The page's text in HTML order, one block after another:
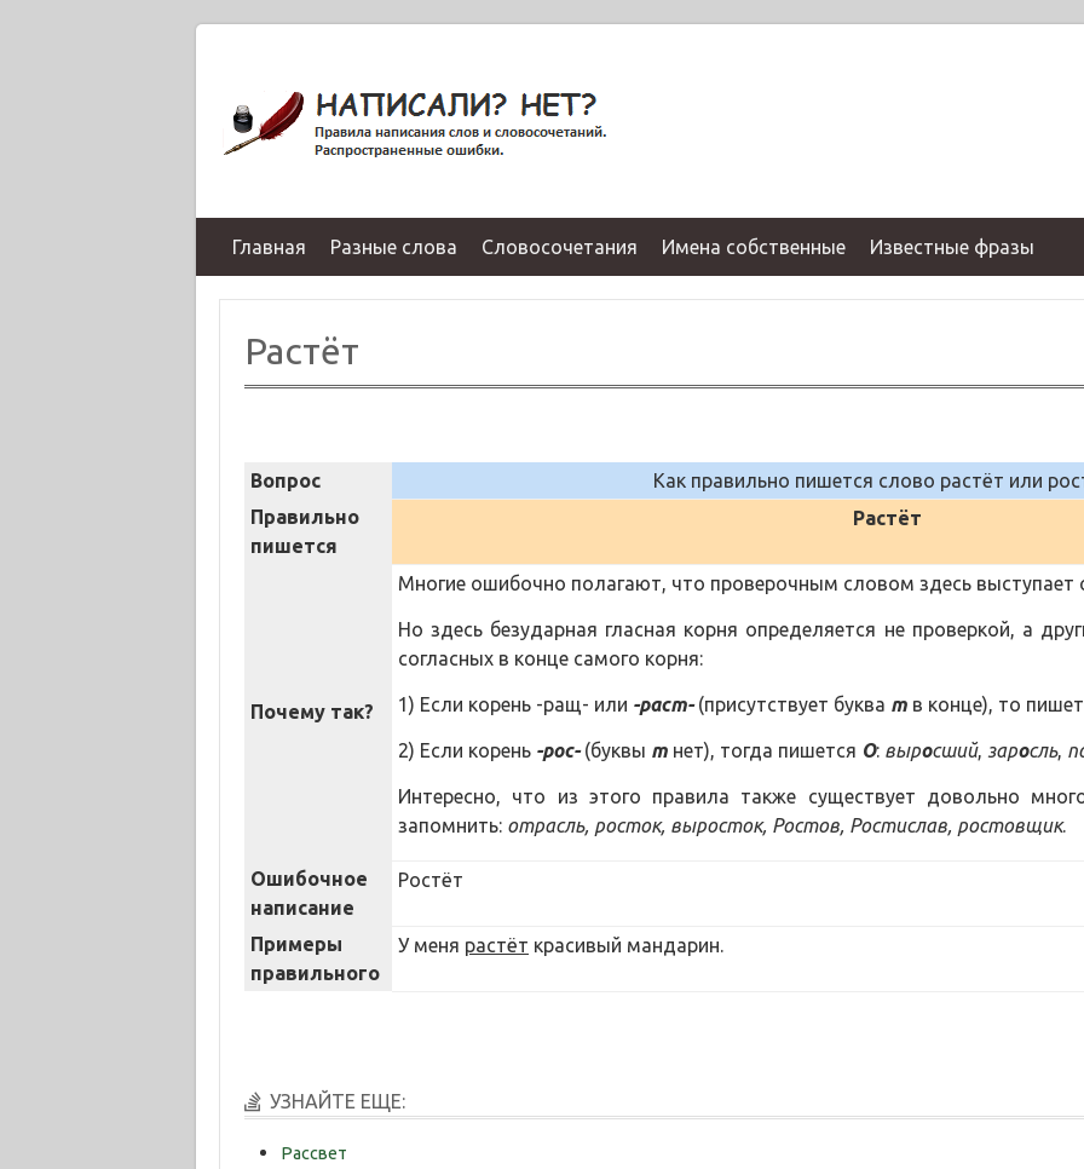
Главная Разные слова Словосочетания Имена собственные Известные фразы
Растёт
Вопрос
Как правильно пишется слово растёт или
Правильно
пишется
Растёт
Почему так?
Многие ошибочно полагают, что проверочным словом здесь выступает
Но здесь безударная гласная корня определяется не проверкой, а
согласных в конце самого корня:
1) Если корень -ращ- или -раст-(присутствует буква т в конце), то
2) Если корень -рос-(буквы т нет), тогда пишется О: выросший, заросль,
Интересно, что из этого правила также существует довольно
запомнить: отрасль, росток, выросток, Ростов, Ростислав, ростовщик.
Ошибочное
написание
Ростёт
Примеры
правильного
У меня растёт красивый мандарин.
УЗНАЙТЕ ЕЩЕ:
Рассвет